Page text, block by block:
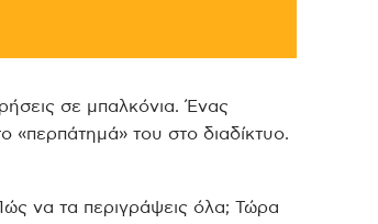
σε μπαλκόνια. Ένας
«περπάτημά» του στο διαδίκτυο.
να τα περιγράψεις όλα; Τώρα